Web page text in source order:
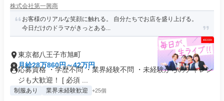
株式会社第一興商
お客様のリアルな笑顔に触れる。 自分たちでお店を盛り上げる。
今日だけのドラマがきっとある...
東京都八王子市旭町
月給28万860円～42万円
応募資格 ・学歴不問 ・業界経験不問 ・未経験からのチャレン
ジも大歓迎！ [ 必須 ...
制服あり 業界未経験歓迎 +25個